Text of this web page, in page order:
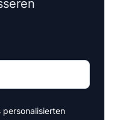
personalisierten